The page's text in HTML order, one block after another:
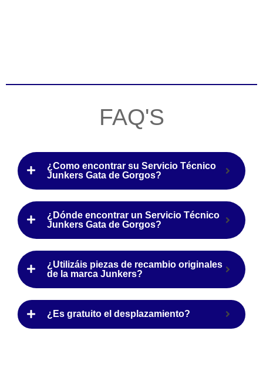
FAQ'S
¿Como encontrar su Servicio Técnico
Junkers Gata de Gorgos?
¿Dónde encontrar un Servicio Técnico
Junkers Gata de Gorgos?
¿Utilizáis piezas de recambio originales
de la marca Junkers?
¿Es gratuito el desplazamiento?